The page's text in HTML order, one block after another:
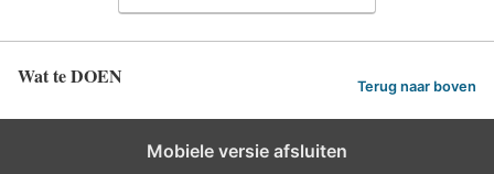
Wat te DOEN Terug naar boven
Mobiele versie afsluiten